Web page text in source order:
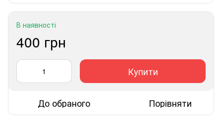
В наявності
400 грн
Купити
До обраного Порівняти